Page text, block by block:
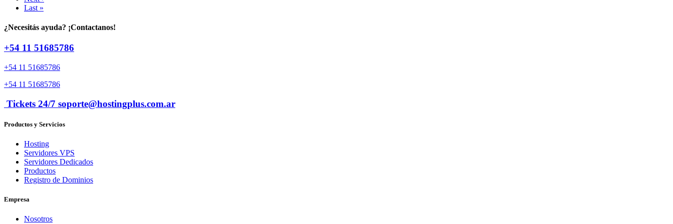
Last »
¿Necesitás ayuda? ¡Contactanos!
+54 11 51685786
+54 11 51685786
+54 11 51685786
Tickets 24/7 soporte@hostingplus.com.ar
Productos y Servicios
Hosting
Servidores VPS
Servidores Dedicados
Productos
Registro de Dominios
Empresa
Nosotros